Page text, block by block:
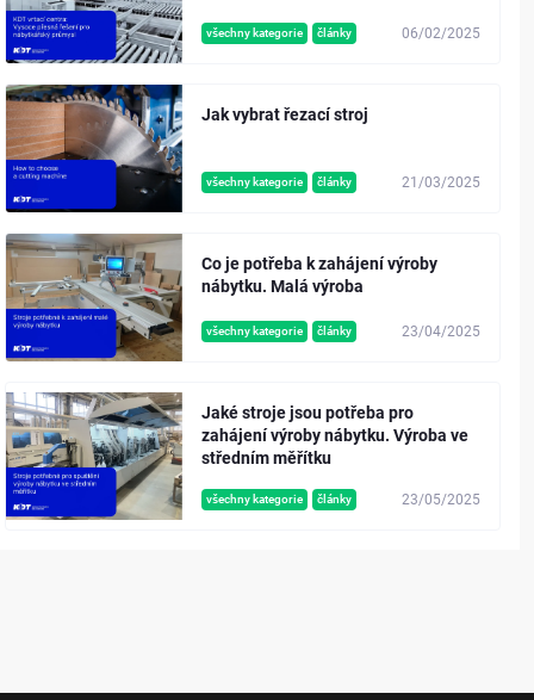
všechny kategorie články 06/02/2025
všechny kategorie články 21/03/2025
Jak vybrat řezací stroj
všechny kategorie články 23/04/2025
Co je potřeba k zahájení výroby
nábytku. Malá výroba
všechny kategorie články 23/05/2025
Jaké stroje jsou potřeba pro
zahájení výroby nábytku. Výroba ve
středním měřítku